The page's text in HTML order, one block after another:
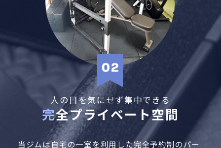
人の目を気にせず集中できる
完全プライベート空間
当ジムは自宅の一室を利用した完全予約制のパー